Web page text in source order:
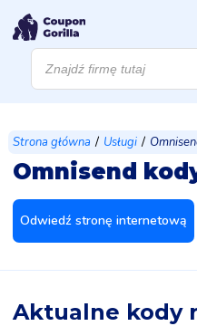
Wyszukiwarka
produktów
Strona główna / Usługi /
Omnisend
Odwiedź stronę internetową
Aktualne kody